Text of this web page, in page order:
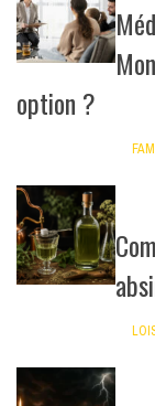
option ?